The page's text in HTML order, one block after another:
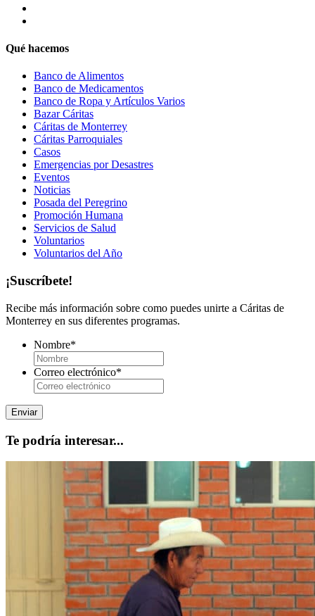
Qué hacemos
Banco de Alimentos
Banco de Medicamentos
Banco de Ropa y Artículos Varios
Bazar Cáritas
Cáritas de Monterrey
Cáritas Parroquiales
Casos
Emergencias por Desastres
Eventos
Noticias
Posada del Peregrino
Promoción Humana
Servicios de Salud
Voluntarios
Voluntarios del Año
¡Suscríbete!
Recibe más información sobre como puedes unirte a Cáritas de
Monterrey en sus diferentes programas.
Nombre*
Correo electrónico*
Te podría interesar...